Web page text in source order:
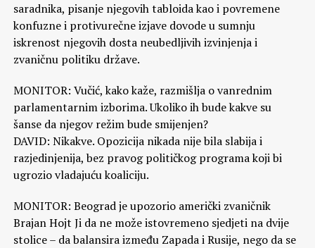
saradnika, pisanje njegovih tabloida kao i povremene
konfuzne i protivurečne izjave dovode u sumnju
iskrenost njegovih dosta neubedljivih izvinjenja i
zvaničnu politiku države.
MONITOR: Vučić, kako kaže, razmišlja o vanrednim
parlamentarnim izborima. Ukoliko ih bude kakve su
šanse da njegov režim bude smijenjen?
DAVID: Nikakve. Opozicija nikada nije bila slabija i
razjedinjenija, bez pravog političkog programa koji bi
ugrozio vladajuću koaliciju.
MONITOR: Beograd je upozorio američki zvaničnik
Brajan Hojt Ji da ne može istovremeno sjedjeti na dvije
stolice – da balansira između Zapada i Rusije, nego da se